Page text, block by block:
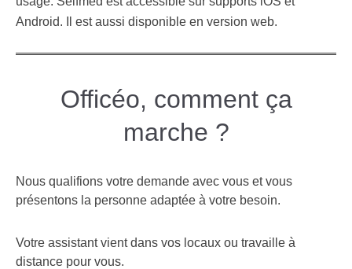
Android. Il est aussi disponible en version web.
Officéo, comment ça
marche ?
Nous qualifions votre demande avec vous et vous
présentons la personne adaptée à votre besoin.
Votre assistant vient dans vos locaux ou travaille à
distance pour vous.